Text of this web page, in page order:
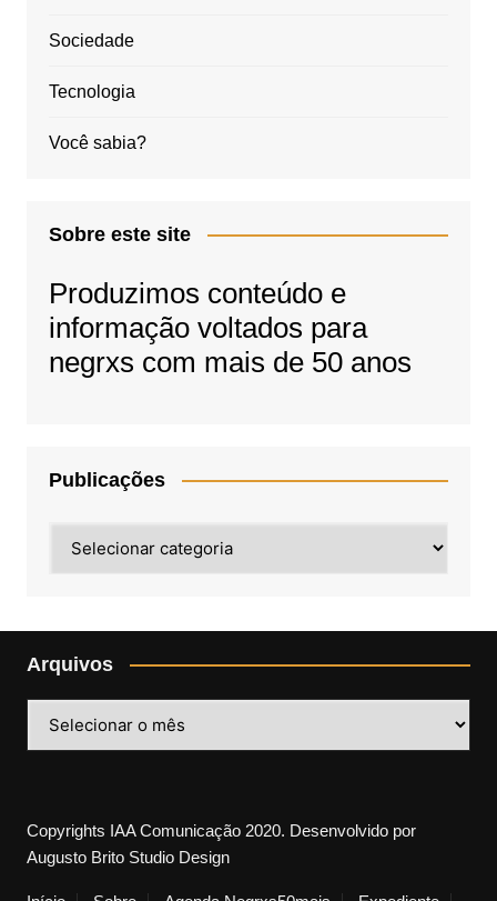
Sociedade
Tecnologia
Você sabia?
Sobre este site
Produzimos conteúdo e
informação voltados para
negrxs com mais de 50 anos
Publicações
Arquivos
Copyrights IAA Comunicação 2020. Desenvolvido por
Augusto Brito Studio Design